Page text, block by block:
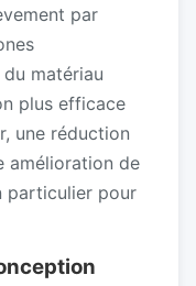
par
matériau
plus efficace
une réduction
amélioration de
particulier pour